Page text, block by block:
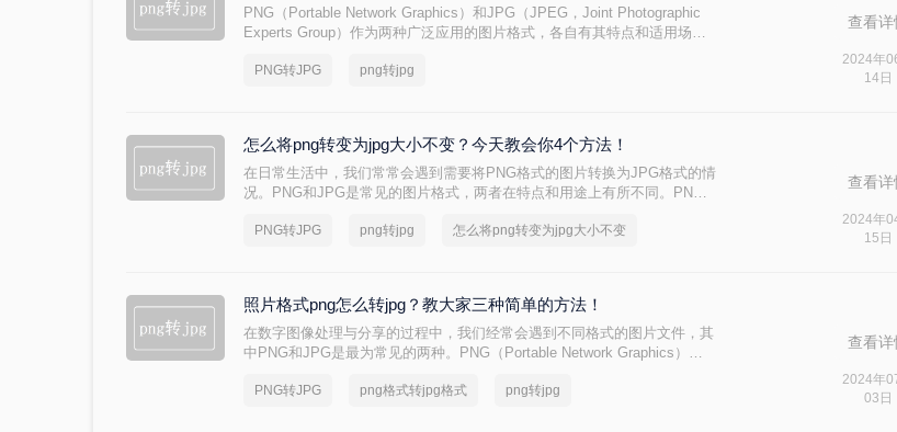
PNG（Portable Network Graphics）和JPG（JPEG，Joint Photographic
Experts Group）作为两种广泛应用的图片格式，各自有其特点和适用场
图片转换为JPG格式。那么png怎样转jpg呢？接下来，我将为大家介绍四种
PNG转JPG png转jpg
查看详
2024年
14日
怎么将png转变为jpg大小不变？今天教会你4个方法！
在日常生活中，我们常常会遇到需要将PNG格式的图片转换为JPG格式的情
况。PNG和JPG是常见的图片格式，两者在特点和用途上有所不同。PNG
等；而JPG格式则以有损压缩为主，适合用于保存照片、生活场景等。那么
PNG转JPG png转jpg 怎么将png转变为jpg大小不变
查看详
2024年
15日
照片格式png怎么转jpg？教大家三种简单的方法！
在数字图像处理与分享的过程中，我们经常会遇到不同格式的图片文件，其
中PNG和JPG是最为常见的两种。PNG（Portable Network Graphics）以
Photographic Experts Group）则因其较高的压缩比和广泛的兼容性成为网
PNG转JPG png格式转jpg格式 png转jpg
查看详
2024年
03日